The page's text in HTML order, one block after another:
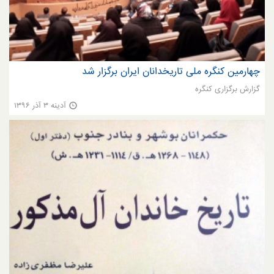
چهارمین کنگره ملی تاریخدانان ایران برگزار شد
گزارش برگزاری کنگره
آدینه ۳ آذر ۱۳۹۶